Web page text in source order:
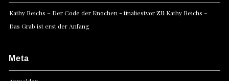
Kathy Reichs – Der Code der Knochen - tinaliestvorzu Kathy Reichs –
Das Grab ist erst der Anfang
Meta